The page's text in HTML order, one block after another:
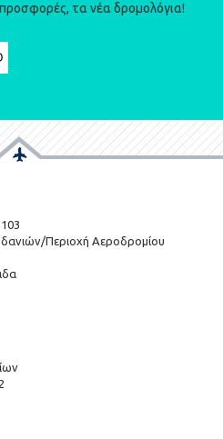
τα νέα δρομολόγια!
Περιοχή Αεροδρομίου